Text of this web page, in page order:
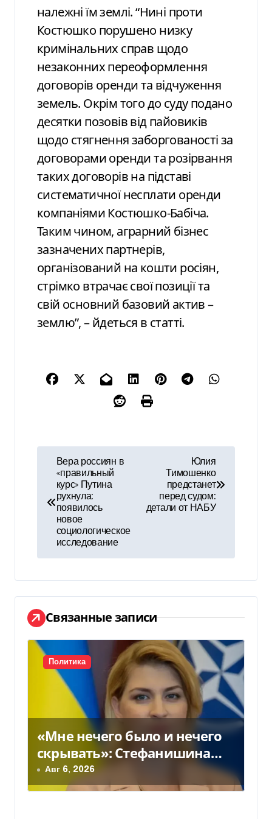
належні їм землі. “Нині проти
Костюшко порушено низку
кримінальних справ щодо
незаконних переоформлення
договорів оренди та відчуження
земель. Окрім того до суду подано
десятки позовів від пайовиків
щодо стягнення заборгованості за
договорами оренди та розірвання
таких договорів на підставі
систематичної несплати оренди
компаніями Костюшко-Бабіча.
Таким чином, аграрний бізнес
зазначених партнерів,
організований на кошти росіян,
стрімко втрачає свої позиції та
свій основний базовий актив –
землю”, – йдеться в статті.
в
г
а
ц
и
я
з
а
п
Вера россиян в
«правильный
курс» Путина
рухнула:
появилось
новое
социологическое
исследование
Юлия
Тимошенко
предстанет
перед судом:
детали от НАБУ
Связанные записи
Политика
«Мне нечего было и нечего
скрывать»: Стефанишина
прокомментировала новое
подозрение
Авг 6, 2026